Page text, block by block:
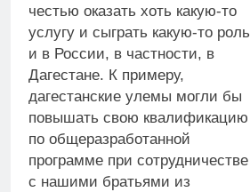
честью оказать хоть какую-то
услугу и сыграть какую-то роль
и в России, в частности, в
Дагестане. К примеру,
дагестанские улемы могли бы
повышать свою квалификацию
по общеразработанной
программе при сотрудничестве
с нашими братьями из